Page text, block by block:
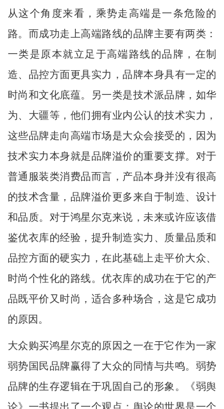
从这个角度来看，乘势走高端是一条危险的
路。而成功走上高端路线的品牌主要有两类：
一类是原本就立足于高端路线的品牌，在制
造、品控方面更具实力，品牌本身具有一定的
时尚和文化底蕴。另一类是技术派品牌，如华
为、大疆等，他们拥有业内公认的技术实力，
这些品牌走向高端市场是大众会接受的，因为
技术实力本身就是品牌溢价的重要支撑。对于
普通服装类消费品而言，产品本身并没有很高
的技术含量，品牌溢价更多来自于制造、设计
和品质。对于鸿星尔克来说，未来或许应该借
鉴优衣库的经验，提升制造实力、质量品质和
品控方面的硬实力，在此基础上走平价大众、
时尚个性化的路线。优衣库的成功在于它的产
品既平价又时尚，适合多种场合，这是它成功
的原因。
大众购买鸿星尔克的原因之一在于它作为一家
弱势国民品牌赢得了大众的同情与共鸣。弱势
品牌的生存逻辑在于巩固自己的形象。《弱舆
论》一书提出了一个观点：舆论的世界是一个